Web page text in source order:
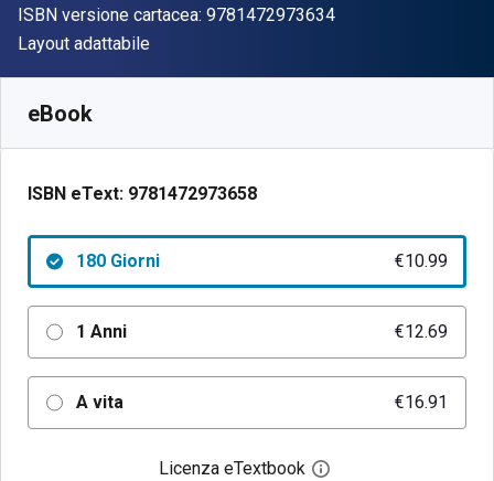
ISBN versione cartacea: 9781472973634"ISBN-13
Formato
Layout adattabile
eBook
ISBN eText: 9781472973658
180 Giorni €10.99
1 Anni €12.69
A vita €16.91
Licenza eTextbook Apri la finestra di